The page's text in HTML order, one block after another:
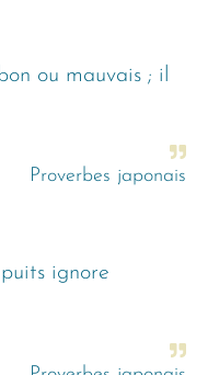
ou mauvais ; il
Proverbes japonais
ignore